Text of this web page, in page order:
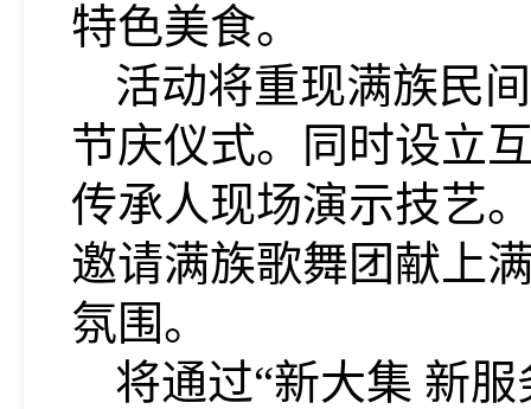
特色美食。
活动将重现满族民
节庆仪式。同时设立
传承人现场演示技艺
邀请满族歌舞团献上
氛围。
将通过“新大集 新